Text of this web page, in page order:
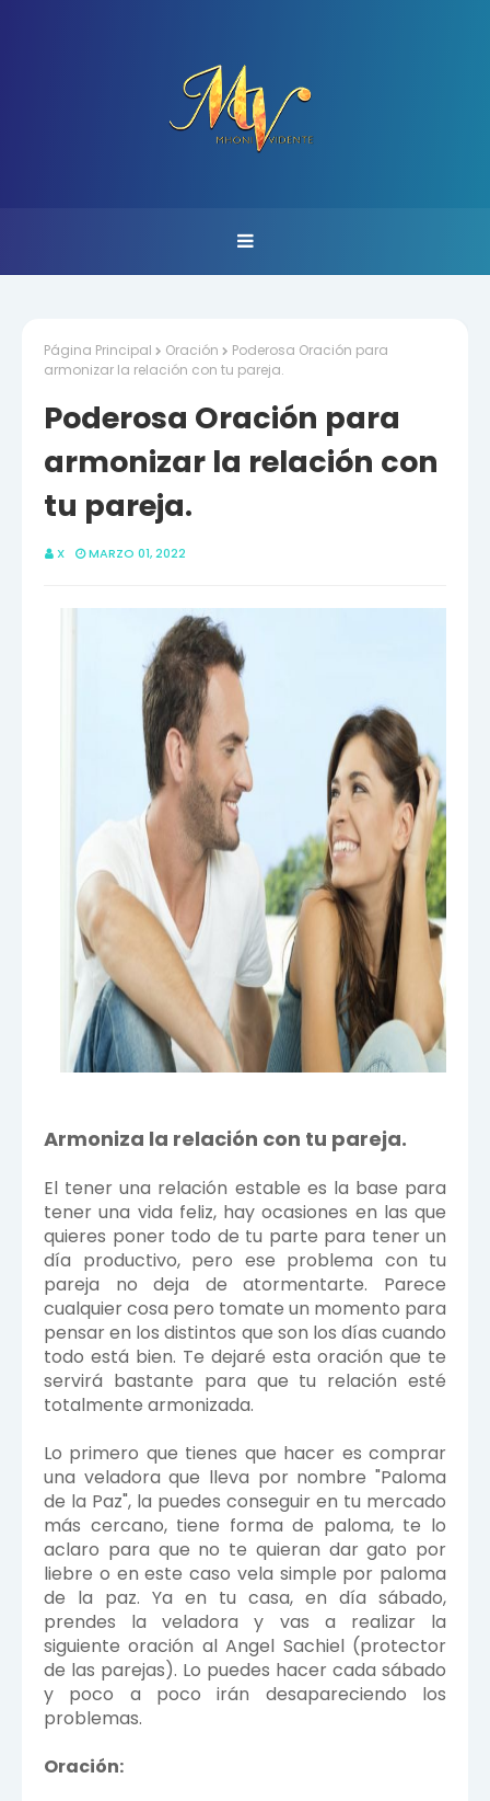
Página Principal Oración
Poderosa Oración para
armonizar la relación con tu pareja.
Poderosa Oración para
armonizar la relación con
tu pareja.
X MARZO 01, 2022
Armoniza la relación con tu pareja.
El tener una relación estable es la base para
tener una vida feliz, hay ocasiones en las que
quieres poner todo de tu parte para tener un
día productivo, pero ese problema con tu
pareja no deja de atormentarte. Parece
cualquier cosa pero tomate un momento para
pensar en los distintos que son los días cuando
todo está bien. Te dejaré esta oración que te
servirá bastante para que tu relación esté
totalmente armonizada.
Lo primero que tienes que hacer es comprar
una veladora que lleva por nombre "Paloma
de la Paz", la puedes conseguir en tu mercado
más cercano, tiene forma de paloma, te lo
aclaro para que no te quieran dar gato por
liebre o en este caso vela simple por paloma
de la paz. Ya en tu casa, en día sábado,
prendes la veladora y vas a realizar la
siguiente oración al Angel Sachiel (protector
de las parejas). Lo puedes hacer cada sábado
y poco a poco irán desapareciendo los
problemas.
Oración: